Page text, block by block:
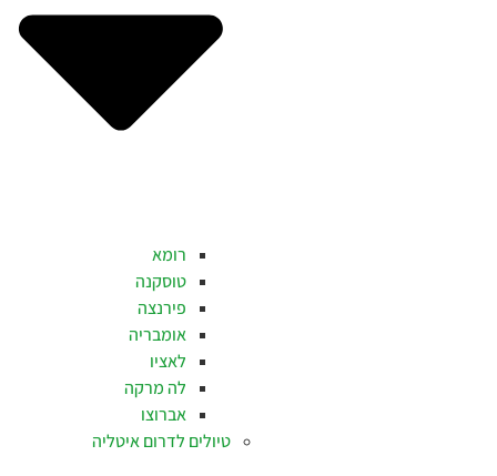
רומא
טוסקנה
פירנצה
אומבריה
לאציו
לה מרקה
אברוצו
טיולים לדרום איטליה